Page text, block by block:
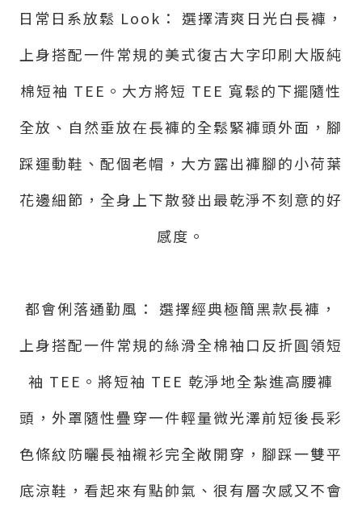
日常日系放鬆 Look： 選擇清爽日光白長褲，
上身搭配一件常規的美式復古大字印刷大版純
棉短袖 TEE。大方將短 TEE 寬鬆的下擺隨性
全放、自然垂放在長褲的全鬆緊褲頭外面，腳
踩運動鞋、配個老帽，大方露出褲腳的小荷葉
花邊細節，全身上下散發出最乾淨不刻意的好
感度。
都會俐落通勤風： 選擇經典極簡黑款長褲，
上身搭配一件常規的絲滑全棉袖口反折圓領短
袖 TEE。將短袖 TEE 乾淨地全紮進高腰褲
頭，外罩隨性疊穿一件輕量微光澤前短後長彩
色條紋防曬長袖襯衫完全敞開穿，腳踩一雙平
底涼鞋，看起來有點帥氣、很有層次感又不會